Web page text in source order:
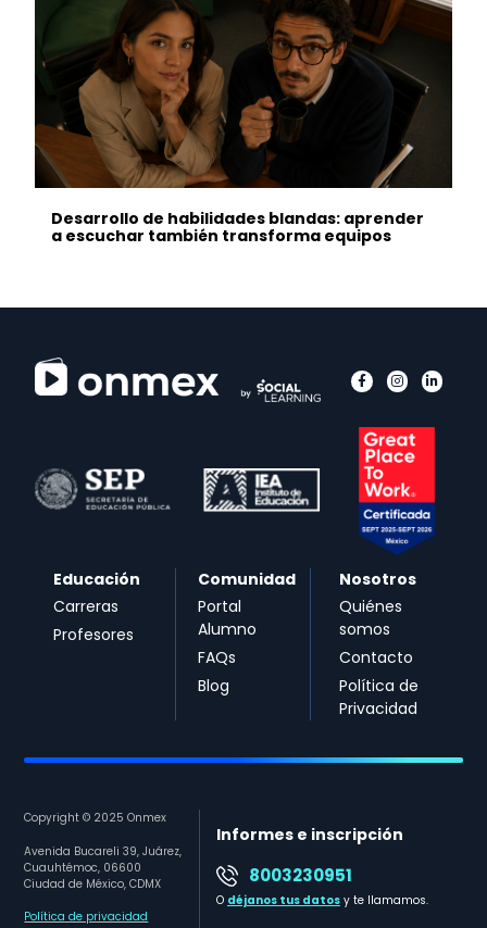
Desarrollo de habilidades blandas: aprender
a escuchar también transforma equipos
Educación
Carreras
Profesores
Comunidad
Portal
Alumno
FAQs
Blog
Nosotros
Quiénes
somos
Contacto
Política de
Privacidad
Copyright © 2025 Onmex
Avenida Bucareli 39, Juárez,
Cuauhtémoc, 06600
Ciudad de México, CDMX
Política de privacidad
Informes e inscripción
8003230951
O déjanos tus datosy te llamamos.